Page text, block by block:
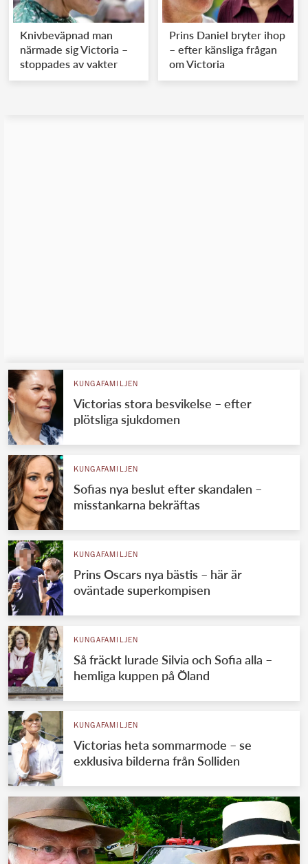
Knivbeväpnad man
närmade sig Victoria –
stoppades av vakter
Prins Daniel bryter ihop
– efter känsliga frågan
om Victoria
KUNGAFAMILJEN
Victorias stora besvikelse – efter
plötsliga sjukdomen
KUNGAFAMILJEN
Sofias nya beslut efter skandalen –
misstankarna bekräftas
KUNGAFAMILJEN
Prins Oscars nya bästis – här är
oväntade superkompisen
KUNGAFAMILJEN
Så fräckt lurade Silvia och Sofia alla –
hemliga kuppen på Öland
KUNGAFAMILJEN
Victorias heta sommarmode – se
exklusiva bilderna från Solliden